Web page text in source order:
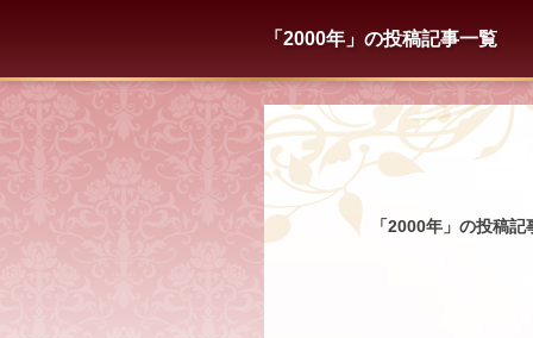
「2000年」の投稿記事一覧
「2000年」の投稿記